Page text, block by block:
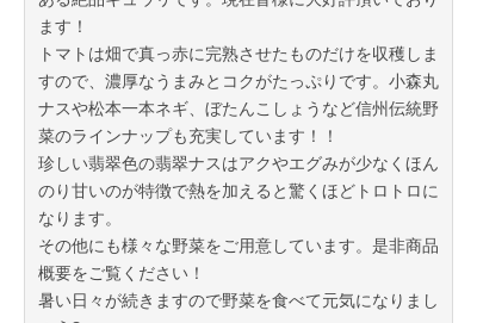
ます！
トマトは畑で真っ赤に完熟させたものだけを収穫しま
すので、濃厚なうまみとコクがたっぷりです。小森丸
ナスや松本一本ネギ、ぼたんこしょうなど信州伝統野
菜のラインナップも充実しています！！
珍しい翡翠色の翡翠ナスはアクやエグみが少なくほん
のり甘いのが特徴で熱を加えると驚くほどトロトロに
なります。
その他にも様々な野菜をご用意しています。是非商品
概要をご覧ください！
暑い日々が続きますので野菜を食べて元気になりまし